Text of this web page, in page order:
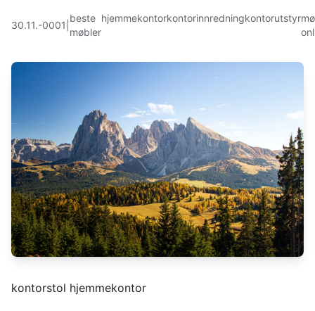
30.11.-0001
beste
møbler
hjemmekontorkontorinnredningkontorutstyr
kontorstol hjemmekontor